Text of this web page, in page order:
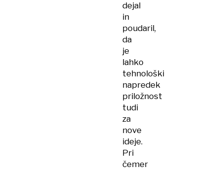
dejal
in
poudaril,
da
je
lahko
tehnološki
napredek
priložnost
tudi
za
nove
ideje.
Pri
čemer